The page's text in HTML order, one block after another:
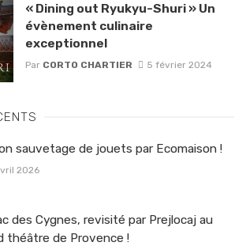
« Dining out Ryukyu-Shuri » Un
évènement culinaire
exceptionnel
Par CORTO CHARTIER 5 février 2024
sauvetage de jouets par Ecomaison !
2026
des Cygnes, revisité par Prejlocaj au
théâtre de Provence !